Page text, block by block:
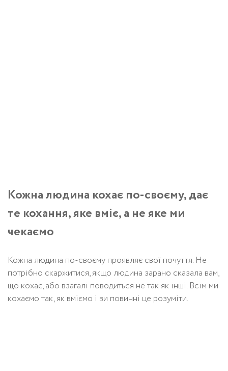
Кожна людина кохає по-своєму, дає
те кохання, яке вміє, а не яке ми
чекаємо
Кожна людина по-своєму проявляє свої почуття. Не
потрібно скаржитися, якщо людина зарано сказала вам,
що кохає, або взагалі поводиться не так як інші. Всім ми
кохаємо так, як вміємо і ви повинні це розуміти.